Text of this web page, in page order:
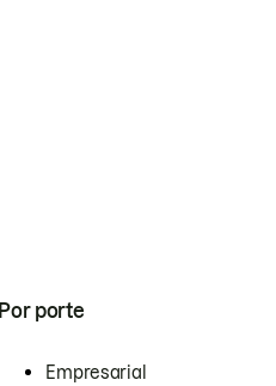
Por porte
Empresarial